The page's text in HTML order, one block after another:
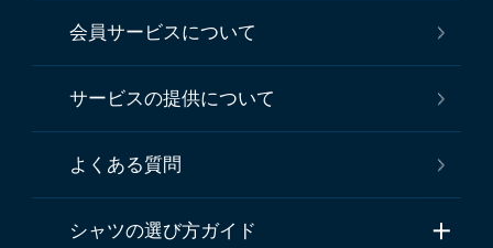
会員サービスについて
サービスの提供について
よくある質問
シャツの選び方ガイド